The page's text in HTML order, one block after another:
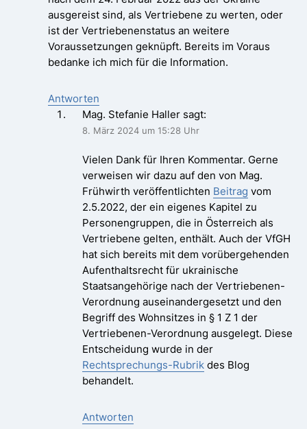
ausgereist sind, als Vertriebene zu werten, oder
ist der Vertriebenenstatus an weitere
Voraussetzungen geknüpft. Bereits im Voraus
bedanke ich mich für die Information.
Antworten
Mag. Stefanie Haller sagt:
8. März 2024 um 15:28 Uhr
Vielen Dank für Ihren Kommentar. Gerne
verweisen wir dazu auf den von Mag.
Frühwirth veröffentlichten Beitrag vom
2.5.2022, der ein eigenes Kapitel zu
Personengruppen, die in Österreich als
Vertriebene gelten, enthält. Auch der VfGH
hat sich bereits mit dem vorübergehenden
Aufenthaltsrecht für ukrainische
Staatsangehörige nach der Vertriebenen-
Verordnung auseinandergesetzt und den
Begriff des Wohnsitzes in § 1 Z 1 der
Vertriebenen-Verordnung ausgelegt. Diese
Entscheidung wurde in der
Rechtsprechungs-Rubrik des Blog
behandelt.
Antworten